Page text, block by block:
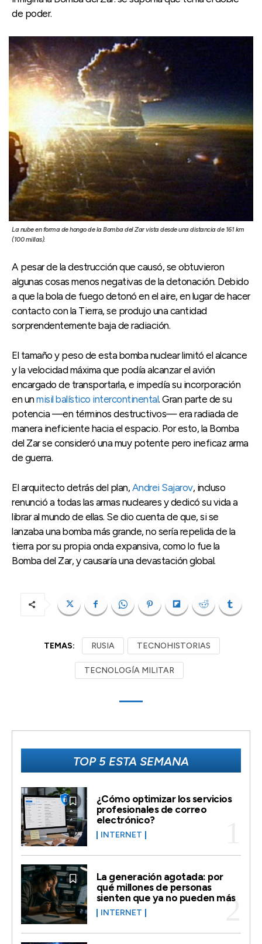
de poder.
La nube en forma de hongo de la Bomba del Zar vista desde una distancia de 161 km
(100 millas).
A pesar de la destrucción que causó, se obtuvieron
algunas cosas menos negativas de la detonación. Debido
a que la bola de fuego detonó en el aire, en lugar de hacer
contacto con la Tierra, se produjo una cantidad
sorprendentemente baja de radiación.
El tamaño y peso de esta bomba nuclear limitó el alcance
y la velocidad máxima que podía alcanzar el avión
encargado de transportarla, e impedía su incorporación
en unmisil balístico intercontinental. Gran parte de su
potencia —en términos destructivos— era radiada de
manera ineficiente hacia el espacio. Por esto, la Bomba
del Zar se consideró una muy potente pero ineficaz arma
de guerra.
El arquitecto detrás del plan, Andrei Sajarov, incluso
renunció a todas las armas nucleares y dedicó su vida a
librar al mundo de ellas. Se dio cuenta de que, si se
lanzaba una bomba más grande, no sería repelida de la
tierra por su propia onda expansiva, como lo fue la
Bomba del Zar, y causaría una devastación global.
TEMAS: RUSIA TECNOHISTORIAS
TECNOLOGÍA MILITAR
TOP 5 ESTA SEMANA
¿Cómo optimizar los servicios
profesionales de correo
electrónico?
INTERNET
La generación agotada: por
qué millones de personas
sienten que ya no pueden más
INTERNET